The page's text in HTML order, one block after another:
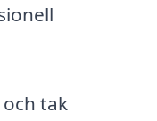
tak